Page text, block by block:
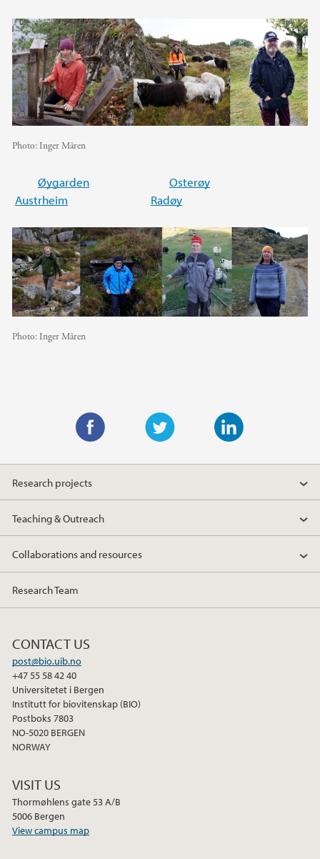
Photo: Inger Måren
Øygarden
Osterøy
Austrheim
Radøy
Photo: Inger Måren
w
t
e
i
k
d
n
a
c
e
b
o
o
k
Research projects
Teaching & Outreach
Collaborations and resources
Research Team
CONTACT US
post@bio.uib.no
+47 55 58 42 40
Universitetet i Bergen
Institutt for biovitenskap (BIO)
Postboks 7803
NO-5020 BERGEN
NORWAY
VISIT US
Thormøhlens gate 53 A/B
5006 Bergen
View campus map